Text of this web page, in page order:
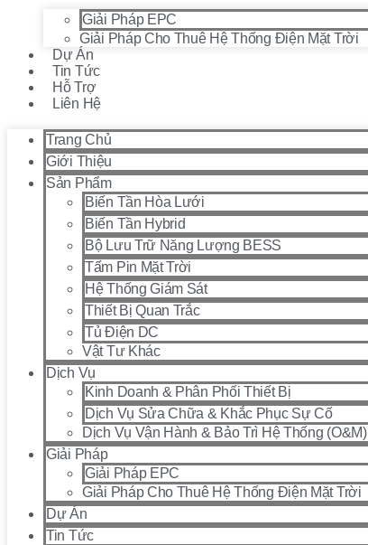
Giải Pháp EPC
Giải Pháp Cho Thuê Hệ Thống Điện Mặt Trời
Dự Án
Tin Tức
Hỗ Trợ
Liên Hệ
Trang Chủ
Giới Thiệu
Sản Phẩm
Biến Tần Hòa Lưới
Biến Tần Hybrid
Bộ Lưu Trữ Năng Lượng BESS
Tấm Pin Mặt Trời
Hệ Thống Giám Sát
Thiết Bị Quan Trắc
Tủ Điện DC
Vật Tư Khác
Dịch Vụ
Kinh Doanh & Phân Phối Thiết Bị
Dịch Vụ Sửa Chữa & Khắc Phục Sự Cố
Dịch Vụ Vận Hành & Bảo Trì Hệ Thống (O&M)
Giải Pháp
Giải Pháp EPC
Giải Pháp Cho Thuê Hệ Thống Điện Mặt Trời
Dự Án
Tin Tức